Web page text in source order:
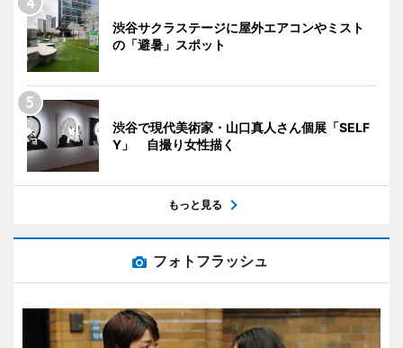
渋谷サクラステージに屋外エアコンやミスト
の「避暑」スポット
渋谷で現代美術家・山口真人さん個展「SELF
Y」 自撮り女性描く
もっと見る
フォトフラッシュ